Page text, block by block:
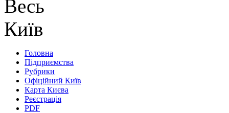
Головна
Підприємства
Рубрики
Офіційний Київ
Карта Києва
Реєстрація
PDF